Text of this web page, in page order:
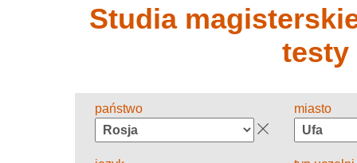
Studia
testy
państwo miasto